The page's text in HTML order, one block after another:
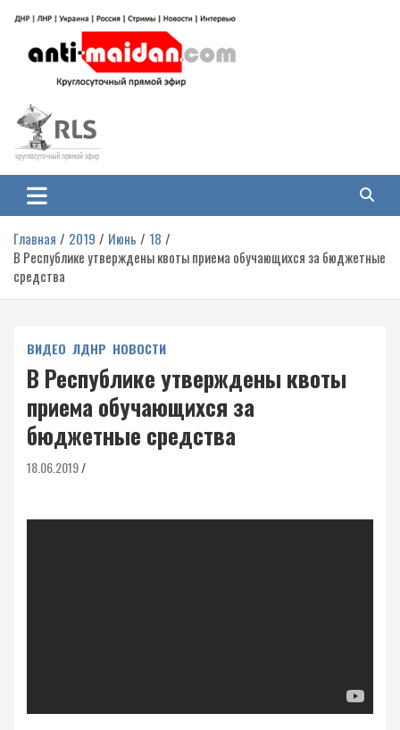
содержимому
Антимайдан: Гражданская война
на Украине
гражданской войне на Украине, включая события в Новороссии, ДНР,
ЛНР и других регионах.
Главная 2019 Июнь
18
В Республике утверждены квоты приема обучающихся за бюджетные
средства
ВИДЕО ЛДНР НОВОСТИ
В Республике утверждены квоты
приема обучающихся за
бюджетные средства
18.06.2019